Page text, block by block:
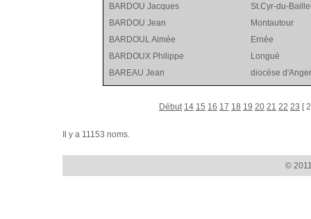
BARDOU Jacques
St.Cyr-du-
BARDOU Jean
Montautour
BARDOUL Aimée
Ernée
BARDOUX Philippe
Longué
BAREAU Jean
diocèse
Début 14 15 16 17 18 19 20 21 22 23 [
Il y a 11153 noms.
©